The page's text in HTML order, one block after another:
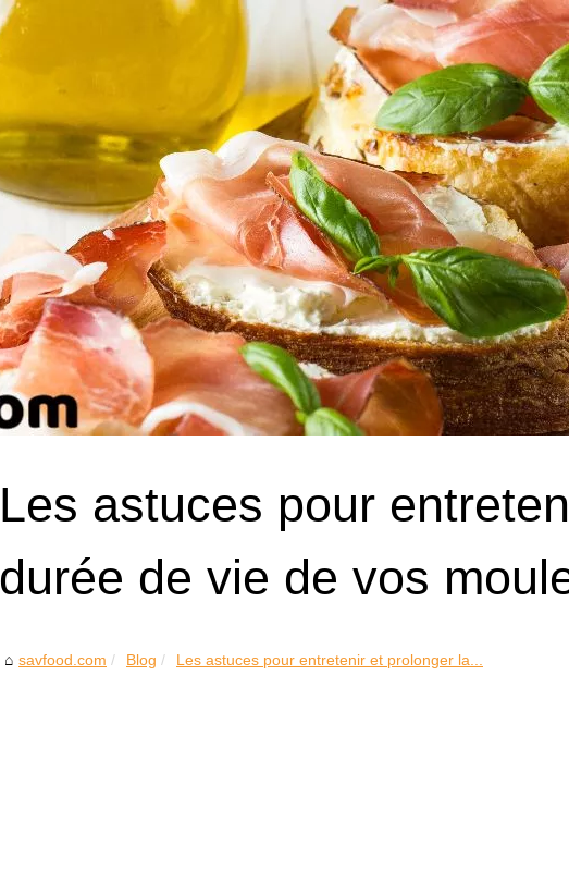
Les astuces pour
durée de vie de vos
savfood.com Blog Les astuces pour entretenir et prolonger la...